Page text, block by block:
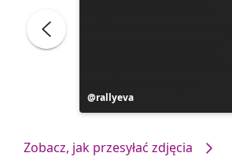
Post
opublikowany
rallyeva
Zobacz, jak przesyłać zdjęcia